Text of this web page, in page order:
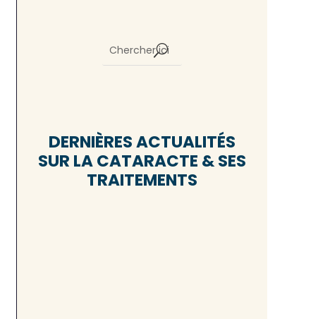
DERNIÈRES ACTUALITÉS
SUR LA CATARACTE & SES
TRAITEMENTS